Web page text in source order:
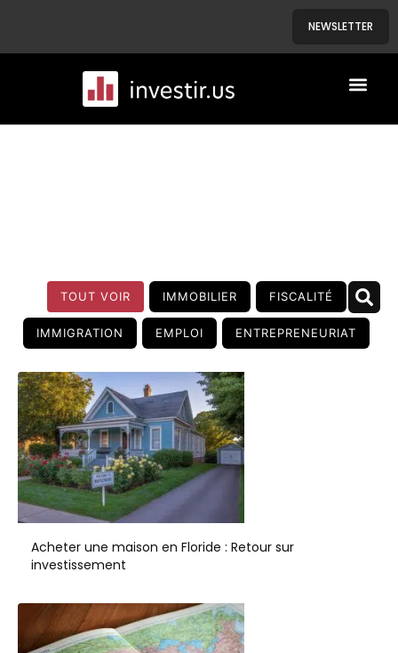
NEWSLETTER
TOUT VOIR IMMOBILIER FISCALITÉ
IMMIGRATION EMPLOI ENTREPRENEURIAT
Acheter une maison en Floride : Retour sur
investissement